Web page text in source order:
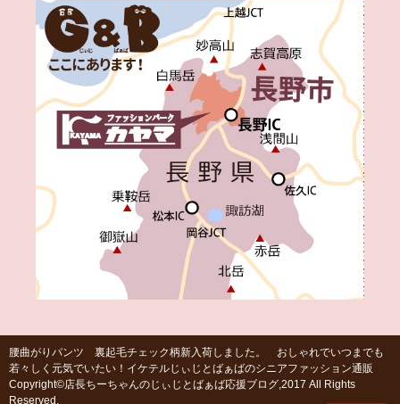
腰曲がりパンツ 裏起毛チェック柄新入荷しました。 おしゃれでいつまでも
若々しく元気でいたい！イケテルじぃじとばぁばのシニアファッション通販
Copyright©店長ちーちゃんのじぃじとばぁば応援ブログ,2017 All Rights
Reserved.